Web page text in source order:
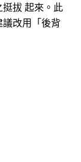
拔 起來。此
改用「後背